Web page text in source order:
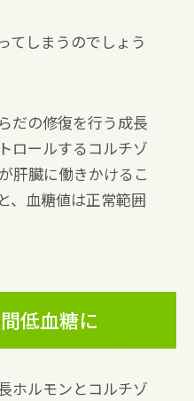
てしまうのでしょう
だの修復を行う成長
ロールするコルチゾ
肝臓に働きかけるこ
、血糖値は正常範囲
低血糖に
ホルモンとコルチゾ